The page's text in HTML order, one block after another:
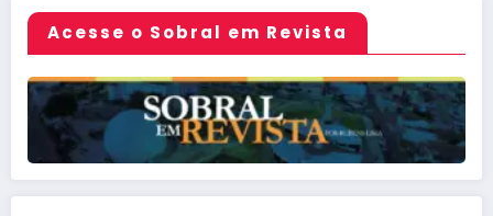
Acesse o Sobral em Revista